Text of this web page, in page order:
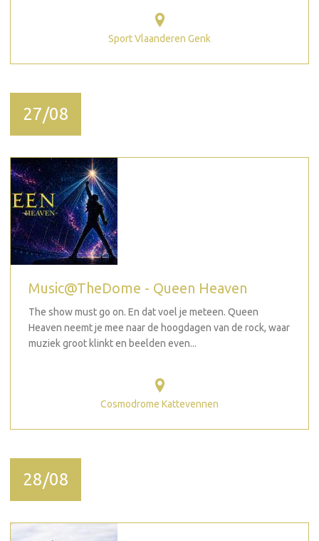
Sport Vlaanderen Genk
27/08
Music@TheDome - Queen Heaven
The show must go on. En dat voel je meteen. Queen
Heaven neemt je mee naar de hoogdagen van de rock, waar
muziek groot klinkt en beelden even...
Cosmodrome Kattevennen
28/08